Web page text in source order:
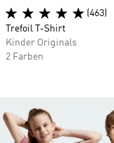
(463)
Trefoil T-Shirt
Kinder Originals
2 Farben